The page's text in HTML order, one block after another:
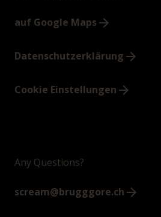
auf Google Maps
Datenschutzerklärung
Cookie Einstellungen
Any Questions?
scream@brugggore.ch